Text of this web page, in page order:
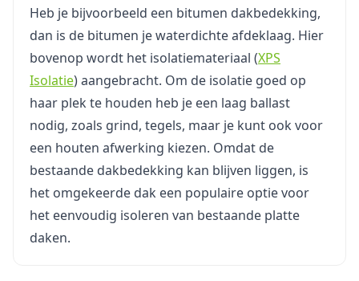
Heb je bijvoorbeeld een bitumen dakbedekking,
dan is de bitumen je waterdichte afdeklaag. Hier
bovenop wordt het isolatiemateriaal (XPS
Isolatie) aangebracht. Om de isolatie goed op
haar plek te houden heb je een laag ballast
nodig, zoals grind, tegels, maar je kunt ook voor
een houten afwerking kiezen. Omdat de
bestaande dakbedekking kan blijven liggen, is
het omgekeerde dak een populaire optie voor
het eenvoudig isoleren van bestaande platte
daken.